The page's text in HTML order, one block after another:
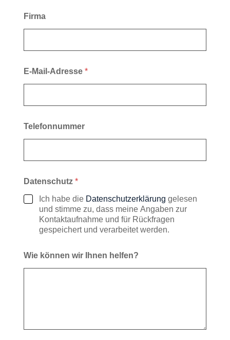
Firma
E-Mail-Adresse *
Telefonnummer
Datenschutz *
Ich habe die Datenschutzerklärung gelesen
und stimme zu, dass meine Angaben zur
Kontaktaufnahme und für Rückfragen
gespeichert und verarbeitet werden.
h
e
Wie können wir Ihnen helfen?